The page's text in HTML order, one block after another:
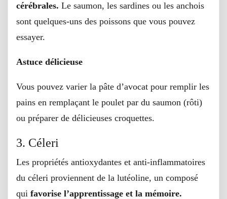
cérébrales. Le saumon, les sardines ou les anchois
sont quelques-uns des poissons que vous pouvez
essayer.
Astuce délicieuse
Vous pouvez varier la pâte d’avocat pour remplir les
pains en remplaçant le poulet par du saumon (rôti)
ou préparer de délicieuses croquettes.
3. Céleri
Les propriétés antioxydantes et anti-inflammatoires
du céleri proviennent de la lutéoline, un composé
qui favorise l’apprentissage et la mémoire.